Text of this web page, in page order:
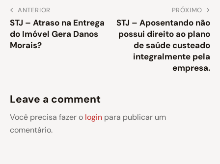
ANTERIOR
STJ – Atraso na Entrega
do Imóvel Gera Danos
Morais?
PRÓXIMO
STJ – Aposentando não
possui direito ao plano
de saúde custeado
integralmente pela
empresa.
Leave a comment
Você precisa fazer o login para publicar um
comentário.